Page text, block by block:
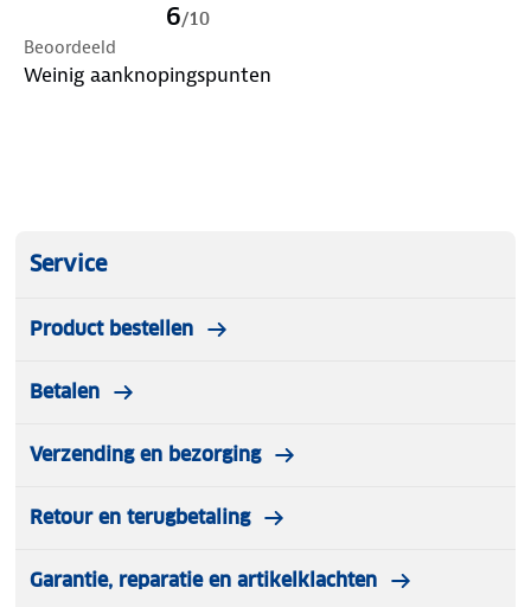
6/10
Beoordeeld
Weinig aanknopingspunten
Service
Product bestellen
Betalen
Verzending en bezorging
Retour en terugbetaling
Garantie, reparatie en artikelklachten